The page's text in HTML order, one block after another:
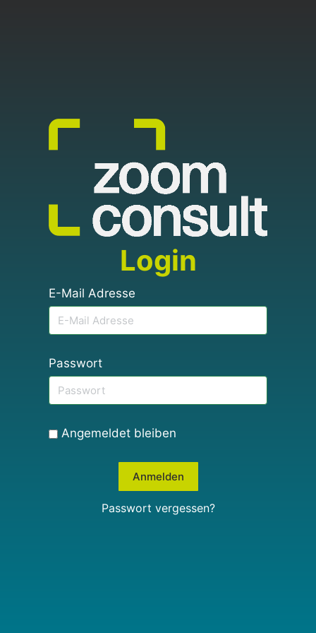
Login
E-Mail Adresse
Passwort
Angemeldet bleiben
Passwort vergessen?